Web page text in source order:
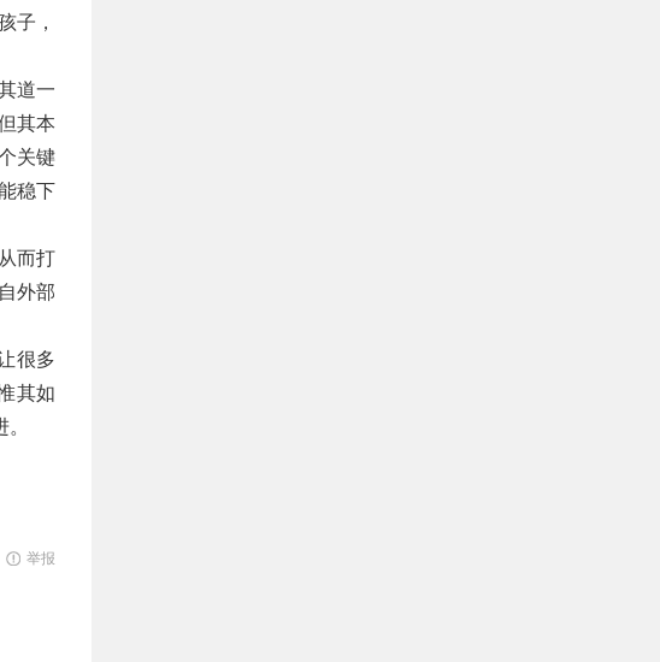
子，
道一
其本
关键
稳下
而打
外部
很多
其如
举报